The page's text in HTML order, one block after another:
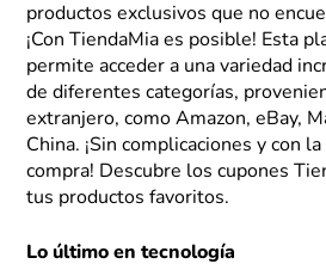
productos exclusivos que no
¡Con TiendaMia es posible! Esta
permite acceder a una variedad
de diferentes categorías,
extranjero, como Amazon, eBay,
China. ¡Sin complicaciones y con
compra! Descubre los cupones
tus productos favoritos.
Lo último en tecnología